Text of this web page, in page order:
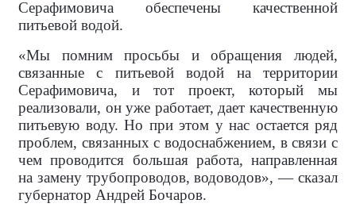
Серафимовича обеспечены качественной
питьевой водой.
«Мы помним просьбы и обращения людей,
связанные с питьевой водой на территории
Серафимовича, и тот проект, который мы
реализовали, он уже работает, дает качественную
питьевую воду. Но при этом у нас остается ряд
проблем, связанных с водоснабжением, в связи с
чем проводится большая работа, направленная
на замену трубопроводов, водоводов», — сказал
губернатор Андрей Бочаров.